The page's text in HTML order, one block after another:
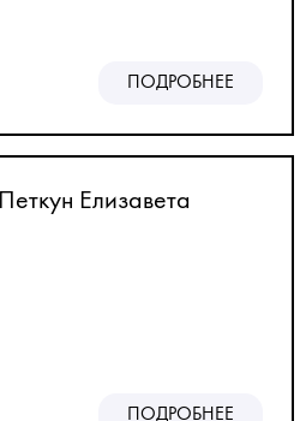
ПОДРОБНЕЕ
Петкун Елизавета
ПОДРОБНЕЕ